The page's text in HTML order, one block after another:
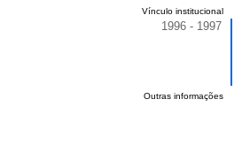
Vínculo institucional
1996 - 1997
Outras informações